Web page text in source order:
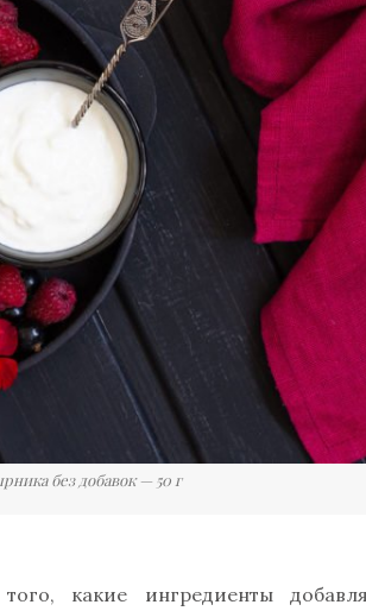
без добавок — 50 г
какие ингредиенты